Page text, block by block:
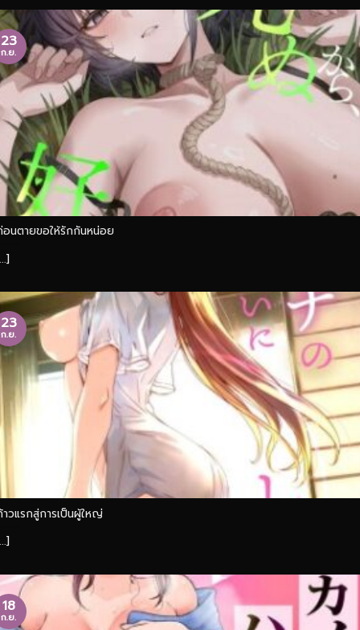
นตายขอให้รักกันหน่อย
23
ก.ย.
วแรกสู่การเป็นผู้ใหญ่
23
ก.ย.
18
ก.ย.